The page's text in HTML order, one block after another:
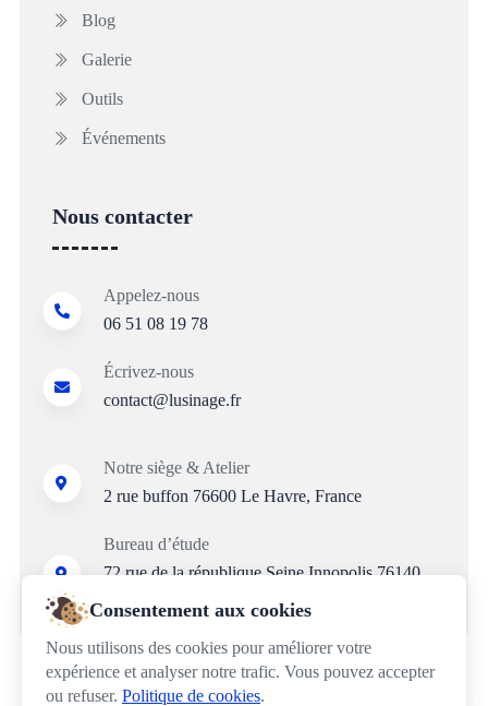
Blog
Galerie
Outils
Événements
Nous contacter
Appelez-nous
06 51 08 19 78
Écrivez-nous
contact@lusinage.fr
Notre siège & Atelier
2 rue buffon 76600 Le Havre, France
Bureau d’étude
72 rue de la république Seine Innopolis 76140
Légal & Réglement
Consentement aux cookies
Nous utilisons des cookies pour améliorer votre
expérience et analyser notre trafic. Vous pouvez accepter
ou refuser. Politique de cookies.